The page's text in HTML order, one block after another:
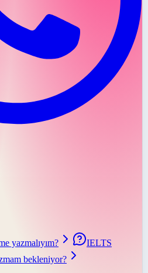
yazmalıyım?
IELTS
bekleniyor?